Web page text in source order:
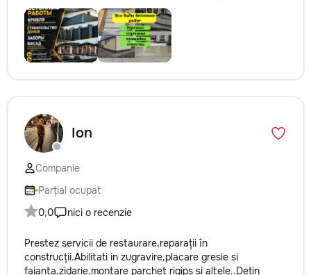
Ion
Companie
Parțial ocupat
0,0
nici o recenzie
Prestez servicii de restaurare,reparații în
construcții.Abilitati in zugravire,placare gresie si
faianta,zidarie,montare parchet rigips si altele..Detin